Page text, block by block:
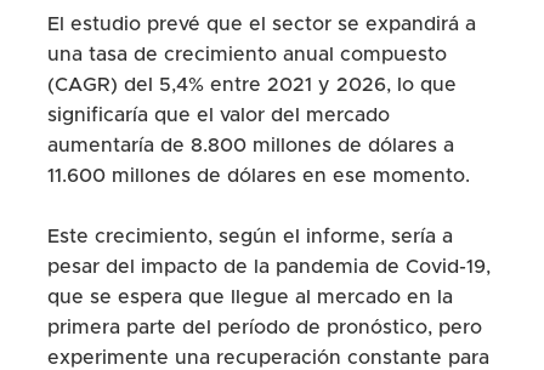
El estudio prevé que el sector se expandirá a
una tasa de crecimiento anual compuesto
(CAGR) del 5,4% entre 2021 y 2026, lo que
significaría que el valor del mercado
aumentaría de 8.800 millones de dólares a
11.600 millones de dólares en ese momento.
Este crecimiento, según el informe, sería a
pesar del impacto de la pandemia de Covid-19,
que se espera que llegue al mercado en la
primera parte del período de pronóstico, pero
experimente una recuperación constante para